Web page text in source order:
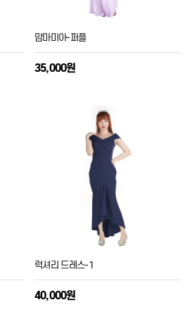
맘마미아-퍼플
35,000원
럭셔리 드레스-1
40,000원